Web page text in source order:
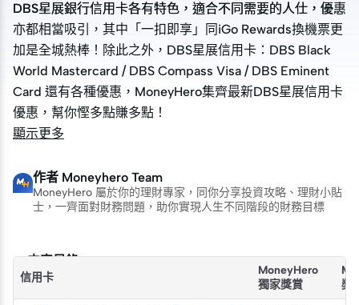
DBS星展銀行信用卡各有特色，適合不同需要的人仕，優惠
亦都相當吸引，其中「一扣即享」同iGo Rewards換機票更
加是全城熱棒！除此之外，DBS星展信用卡：DBS Black
World Mastercard / DBS Compass Visa / DBS Eminent
Card 還有各種優惠，MoneyHero集齊最新DBS星展信用卡
優惠，幫你慳多點賺多點！
DBS星展銀行信用卡各有特色，適合不同需要的人仕，優惠
亦都相當吸引，其中「一扣即享」同iGo Rewards換機票更
加是全城熱棒！除此之外，DBS星展信用卡：DBS Black
World Mastercard / DBS Compass Visa / DBS Eminent
Card 還有各種優惠，MoneyHero集齊最新DBS星展信用卡
優惠，幫你慳多點賺多點！
顯示更多
作者 Moneyhero Team
MoneyHero 屬於你的理財專家，同你分享投資攻略、理財小貼
士，一齊面對財務問題，助你實現人生不同階段的財務目標
内容目錄
信用卡
MoneyHero
獨家獎賞
獎